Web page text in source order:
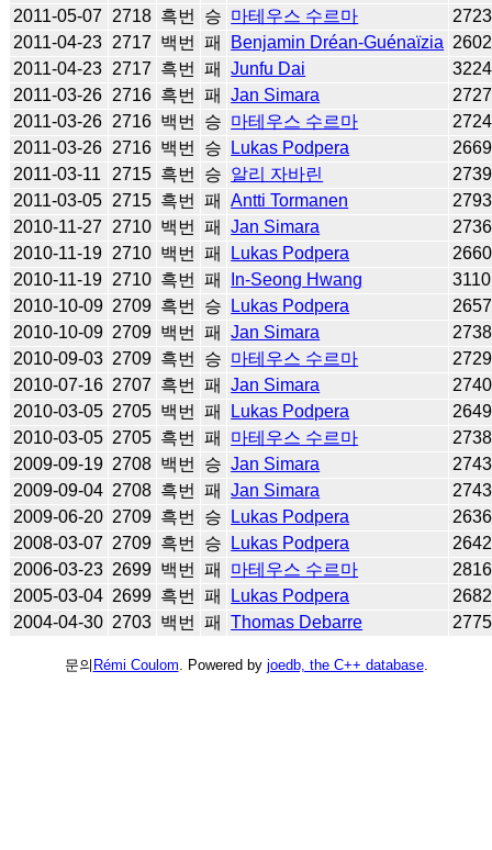
2011-05-07
2718 흑번 승 마테우스 수르마
2723
2011-04-23 2717 백번 패 Benjamin Dréan-Guénaïzia 2602
2011-04-23 2717 흑번 패 Junfu Dai
3224
2011-03-26 2716 흑번 패 Jan Simara
2727
2011-03-26 2716 백번 승 마테우스 수르마
2724
2011-03-26 2716 백번 승 Lukas Podpera
2669
2011-03-11
2715 흑번 승 알리 자바린
2739
2011-03-05 2715 흑번 패 Antti Tormanen
2793
2010-11-27
2710 백번 패 Jan Simara
2736
2010-11-19 2710 백번 패 Lukas Podpera
2660
2010-11-19 2710 흑번 패 In-Seong Hwang
3110
2010-10-09 2709 흑번 승 Lukas Podpera
2657
2010-10-09 2709 백번 패 Jan Simara
2738
2010-09-03 2709 흑번 승 마테우스 수르마
2729
2010-07-16 2707 흑번 패 Jan Simara
2740
2010-03-05 2705 백번 패 Lukas Podpera
2649
2010-03-05 2705 흑번 패 마테우스 수르마
2738
2009-09-19 2708 백번 승 Jan Simara
2743
2009-09-04 2708 흑번 패 Jan Simara
2743
2009-06-20 2709 흑번 승 Lukas Podpera
2636
2008-03-07 2709 흑번 승 Lukas Podpera
2642
2006-03-23 2699 백번 패 마테우스 수르마
2816
2005-03-04 2699 흑번 패 Lukas Podpera
2682
2004-04-30 2703 백번 패 Thomas Debarre 2775
문의 Rémi Coulom . Powered by joedb, the C++ database.